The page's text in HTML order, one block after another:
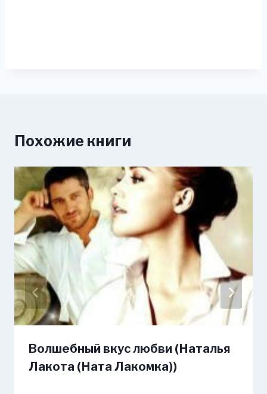
Похожие книги
Волшебный вкус любви (Наталья
Лакота (Ната Лакомка))